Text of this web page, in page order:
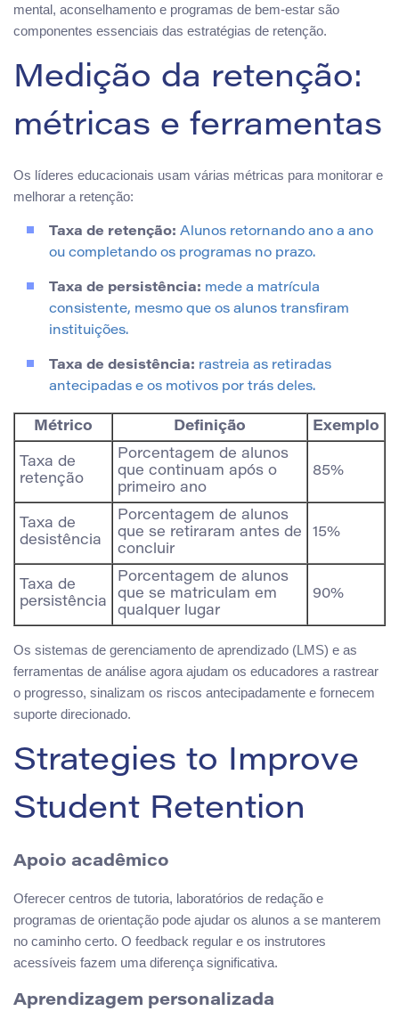
mental, aconselhamento e programas de bem-estar são
componentes essenciais das estratégias de retenção.
Medição da retenção:
métricas e ferramentas
Os líderes educacionais usam várias métricas para monitorar e
melhorar a retenção:
Taxa de retenção: Alunos retornando ano a ano
ou completando os programas no prazo.
Taxa de persistência: mede a matrícula
consistente, mesmo que os alunos transfiram
instituições.
Taxa de desistência: rastreia as retiradas
antecipadas e os motivos por trás deles.
Métrico Definição Exemplo
Taxa de
retenção
Porcentagem de alunos
que continuam após o
primeiro ano
85%
Taxa de
desistência
Porcentagem de alunos
que se retiraram antes de
concluir
15%
Taxa de
persistência
Porcentagem de alunos
que se matriculam em
qualquer lugar
90%
Os sistemas de gerenciamento de aprendizado (LMS) e as
ferramentas de análise agora ajudam os educadores a rastrear
o progresso, sinalizam os riscos antecipadamente e fornecem
suporte direcionado.
Strategies to Improve
Student Retention
Apoio acadêmico
Oferecer centros de tutoria, laboratórios de redação e
programas de orientação pode ajudar os alunos a se manterem
no caminho certo. O feedback regular e os instrutores
acessíveis fazem uma diferença significativa.
Aprendizagem personalizada